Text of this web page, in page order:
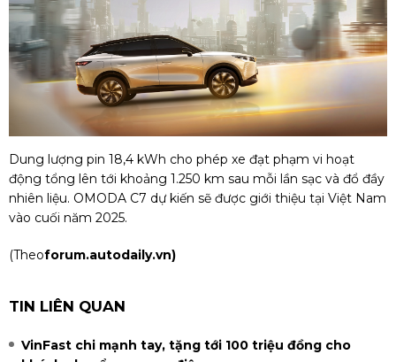
Dung lượng pin 18,4 kWh cho phép xe đạt phạm vi hoạt
động tổng lên tới khoảng 1.250 km sau mỗi lần sạc và đổ đầy
nhiên liệu. OMODA C7 dự kiến sẽ được giới thiệu tại Việt Nam
vào cuối năm 2025.
(Theoforum.autodaily.vn)
TIN LIÊN QUAN
VinFast chi mạnh tay, tặng tới 100 triệu đồng cho